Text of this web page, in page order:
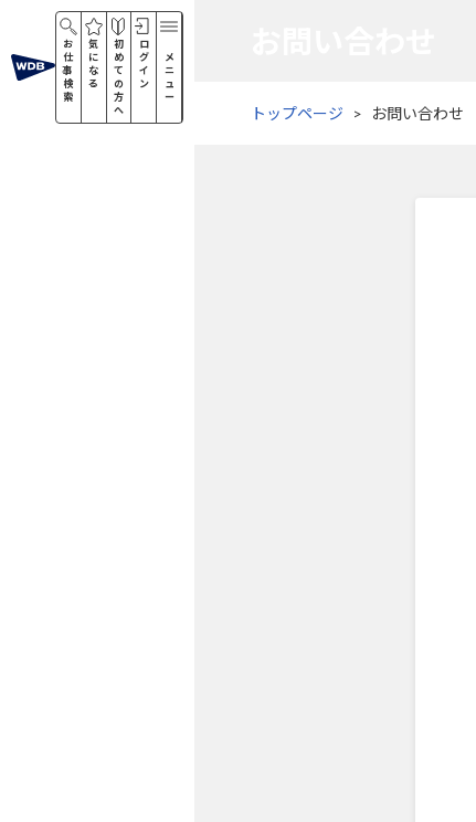
お
仕
事
検
索
気
に
な
る
初
め
て
の
方
へ
ロ
グ
イ
ン
メ
ニ
ュ
ー
トップページ お問い合わせ